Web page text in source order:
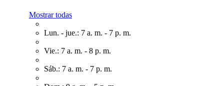
Mostrar todas
Lun. - jue.: 7 a. m. - 7 p. m.
Vie.: 7 a. m. - 8 p. m.
Sáb.: 7 a. m. - 7 p. m.